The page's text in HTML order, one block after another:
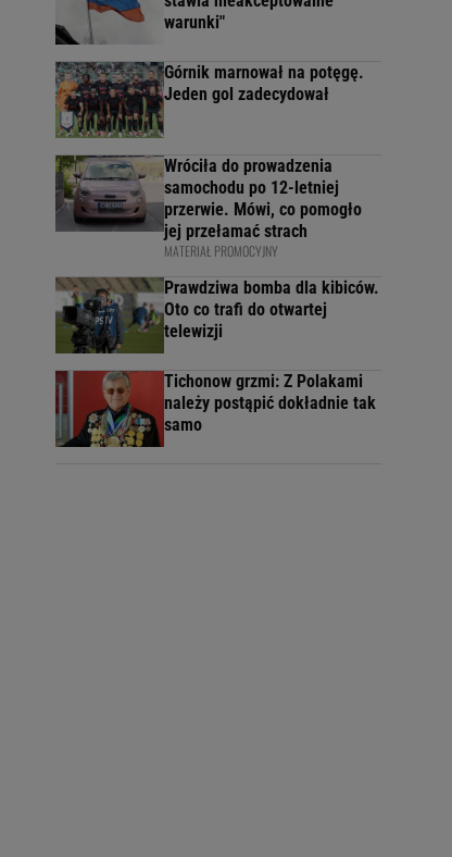
warunki"
Górnik marnował na potęgę.
Jeden gol zadecydował
Wróciła do prowadzenia
samochodu po 12-letniej
przerwie. Mówi, co pomogło
jej przełamać strach
MATERIAŁ PROMOCYJNY
Prawdziwa bomba dla kibiców.
Oto co trafi do otwartej
telewizji
Tichonow grzmi: Z Polakami
należy postąpić dokładnie tak
samo